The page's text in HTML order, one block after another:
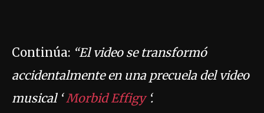
Continúa: “El video se transformó
accidentalmente en una precuela del video
musical ‘Morbid Effigy‘.